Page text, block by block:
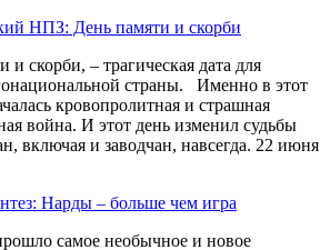
НПЗ: День памяти и скорби
скорби, – трагическая дата для
страны. Именно в этот
кровопролитная и страшная
война. И этот день изменил судьбы
включая и заводчан, навсегда. 22 июня
Нарды – больше чем игра
самое необычное и новое